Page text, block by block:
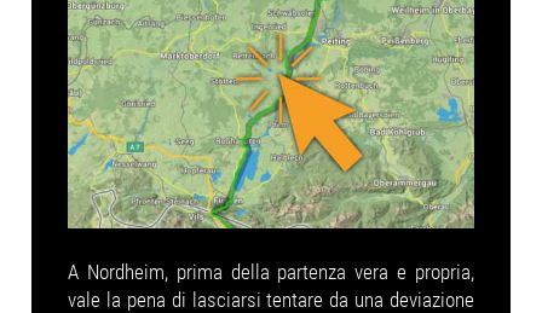
A Nordheim, prima della partenza vera e propria,
vale la pena di lasciarsi tentare da una deviazione